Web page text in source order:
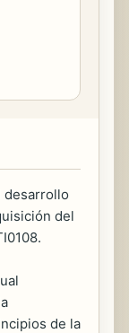
desarrollo
del
de la